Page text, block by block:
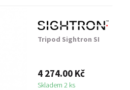
Tripod Sightron SI
4 274.00 Kč
Skladem 2 ks